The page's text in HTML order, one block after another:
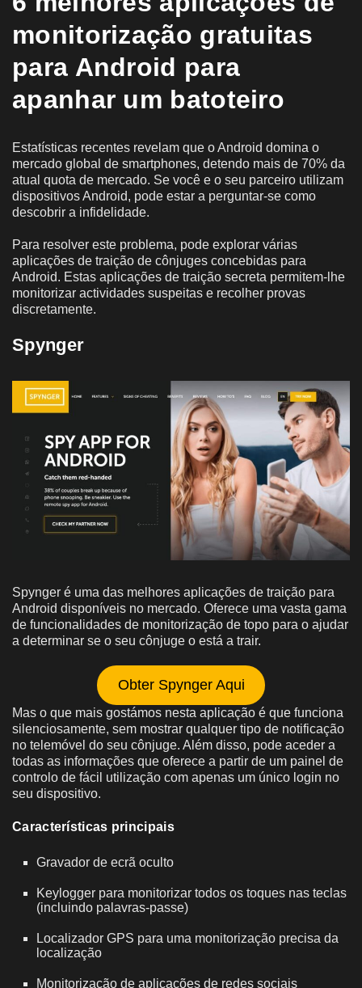
monitorização gratuitas
para Android para
apanhar um batoteiro
Estatísticas recentes revelam que o Android domina o
mercado global de smartphones, detendo mais de 70% da
atual quota de mercado. Se você e o seu parceiro utilizam
dispositivos Android, pode estar a perguntar-se como
descobrir a infidelidade.
Para resolver este problema, pode explorar várias
aplicações de traição de cônjuges concebidas para
Android. Estas aplicações de traição secreta permitem-lhe
monitorizar actividades suspeitas e recolher provas
discretamente.
Spynger
Spynger é uma das melhores aplicações de traição para
Android disponíveis no mercado. Oferece uma vasta gama
de funcionalidades de monitorização de topo para o ajudar
a determinar se o seu cônjuge o está a trair.
Obter Spynger Aqui
Mas o que mais gostámos nesta aplicação é que funciona
silenciosamente, sem mostrar qualquer tipo de notificação
no telemóvel do seu cônjuge. Além disso, pode aceder a
todas as informações que oferece a partir de um painel de
controlo de fácil utilização com apenas um único login no
seu dispositivo.
Características principais
Gravador de ecrã oculto
Keylogger para monitorizar todos os toques nas teclas
(incluindo palavras-passe)
Localizador GPS para uma monitorização precisa da
localização
Monitorização de aplicações de redes sociais